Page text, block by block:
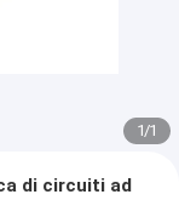
1/1
di circuiti ad